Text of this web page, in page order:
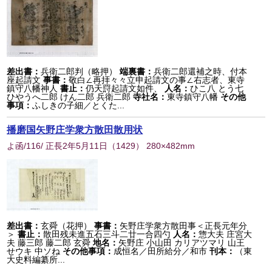
差出書：兵衛二郎判（略押） 端裏書：兵衛二郎還補之時、付本
座起請文 事書：敬白∠再拝々々立申起請文の事∠右志者、東寺
鎮守八幡神人 書止：仍天罸起請文如件、 人名：ひこ八 とう七
ひやうへ二郎 けん二郎 兵衛二郎 寺社名：東寺鎮守八幡 その他
事項：ふしきの子細／とくた...
播磨国矢野庄学衆方散田散用状
よ函/116/ 正長2年5月11日 （1429） 280×482mm
差出書：玄舜（花押） 事書： 矢野庄学衆方散田事＜正長元年分
＞ 書止：散田残未進五石三斗二廿一合四勺 人名：惣大夫 庄宮大
夫 藤三郎 藤二郎 玄舜 地名： 矢野庄 小山田 カリアツマリ 山王
せウキ 中ソね その他事項： 成恒名／田所給分／和市 刊本：
（東
大史料編纂所...